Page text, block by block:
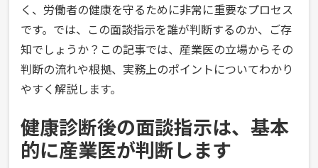
く、労働者の健康を守るために非常に重要なプロセス
です。では、この面談指示を誰が判断するのか、ご存
知でしょうか？この記事では、産業医の立場からその
判断の流れや根拠、実務上のポイントについてわかり
やすく解説します。
健康診断後の面談指示は、基本
的に産業医が判断します